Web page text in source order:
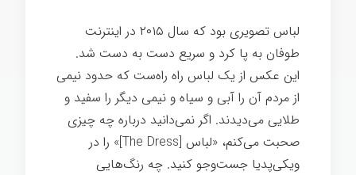
لباس تصویری بود که سال ۲۰۱۵ در اینترنت
طوفان به پا کرد و سریع دست به دست شد.
این عکس از یک لباس راه راه‌ست که حدود نیمی
از مردم آن را آبی و سیاه و نیمی دیگر را سفید و
طلایی می‌دیدند. اگر نمی‌دانید درباره چه چیزی
صحبت می‌کنم، «لباس [The Dress]» را در
ویکی‌پدیا جست‌وجو کنید. چه رنگ‌هایی